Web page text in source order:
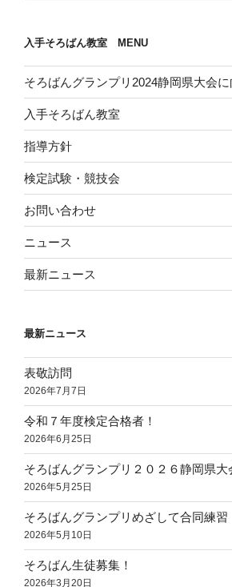
入手そろばん教室 MENU
そろばんグランプリ2024静岡県大会
入手そろばん教室
指導方針
検定試験・競技会
お問い合わせ
ニュース
最新ニュース
最新ニュース
表敬訪問
2026年7月7日
令和７年度検定合格者！
2026年6月25日
そろばんグランプリ２０２６静岡県大
2026年5月25日
そろばんグランプリめざして合同練習
2026年5月10日
そろばん生徒募集！
2026年3月20日